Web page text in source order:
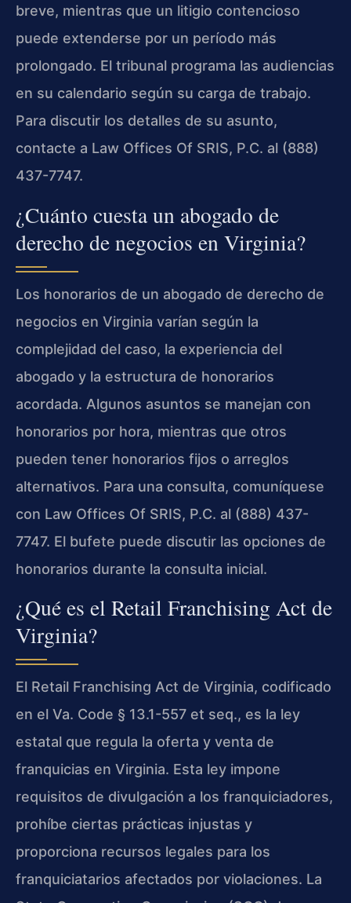
breve, mientras que un litigio contencioso
puede extenderse por un período más
prolongado. El tribunal programa las audiencias
en su calendario según su carga de trabajo.
Para discutir los detalles de su asunto,
contacte a Law Offices Of SRIS, P.C. al (888)
437-7747.
¿Cuánto cuesta un abogado de
derecho de negocios en Virginia?
Los honorarios de un abogado de derecho de
negocios en Virginia varían según la
complejidad del caso, la experiencia del
abogado y la estructura de honorarios
acordada. Algunos asuntos se manejan con
honorarios por hora, mientras que otros
pueden tener honorarios fijos o arreglos
alternativos. Para una consulta, comuníquese
con Law Offices Of SRIS, P.C. al (888) 437-
7747. El bufete puede discutir las opciones de
honorarios durante la consulta inicial.
¿Qué es el Retail Franchising Act de
Virginia?
El Retail Franchising Act de Virginia, codificado
en el Va. Code § 13.1-557 et seq., es la ley
estatal que regula la oferta y venta de
franquicias en Virginia. Esta ley impone
requisitos de divulgación a los franquiciadores,
prohíbe ciertas prácticas injustas y
proporciona recursos legales para los
franquiciatarios afectados por violaciones. La